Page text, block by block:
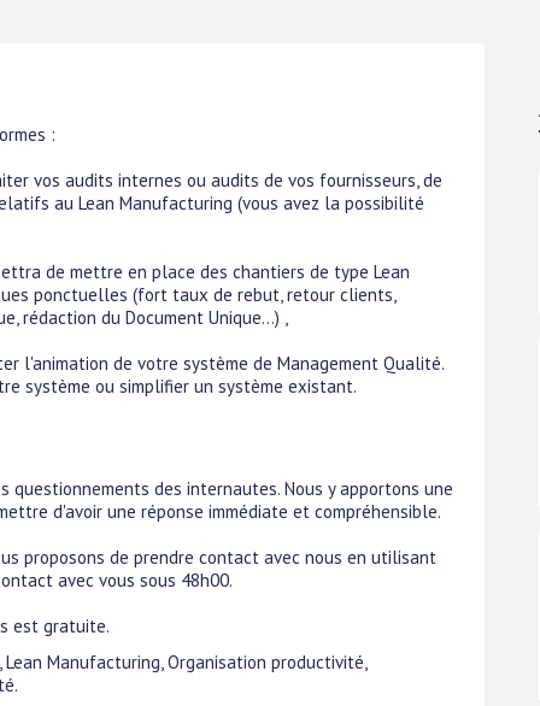
:
vos audits internes ou audits de vos fournisseurs, de
au Lean Manufacturing (vous avez la possibilité
de mettre en place des chantiers de type Lean
ponctuelles (fort taux de rebut, retour clients,
rédaction du Document Unique...) ,
l'animation de votre système de Management Qualité.
système ou simplifier un système existant.
questionnements des internautes. Nous y apportons une
d'avoir une réponse immédiate et compréhensible.
proposons de prendre contact avec nous en utilisant
avec vous sous 48h00.
est gratuite.
Manufacturing, Organisation productivité,